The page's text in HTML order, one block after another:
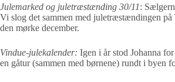
Julemarked og juletræstænding 30/11:
Vi slog det sammen med juletræstændingen
den mørke december.
Vindue-julekalender: Igen i år stod Johanna
en gåtur (sammen med børnene) rundt i byen